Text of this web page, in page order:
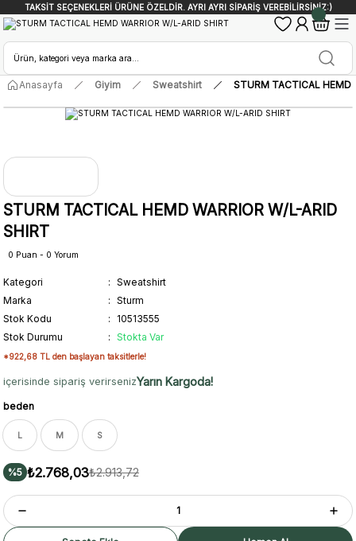
TAKSİT SEÇENEKLERİ ÜRÜNE ÖZELDİR. AYRI AYRI SİPARİŞ VEREBİLİRSİNİZ:)
Anasayfa Giyim Sweatshirt STURM TACTICAL HEMD
STURM TACTICAL HEMD WARRIOR W/L-ARID
SHIRT
0 Puan - 0 Yorum
Kategori
Sweatshirt
Marka
Sturm
Stok Kodu
10513555
Stok Durumu
Stokta Var
*922,68 TL den başlayan taksitlerle!
içerisinde sipariş verirsenizYarın Kargoda!
beden
L M S
%5 ₺2.768,03₺2.913,72